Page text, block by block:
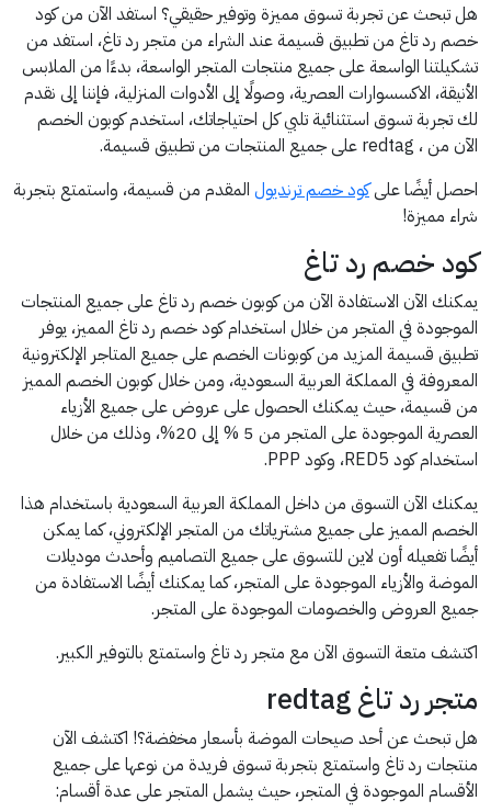
هل تبحث عن تجربة تسوق مميزة وتوفير حقيقي؟ استفد الآن من كود
خصم رد تاغ من تطبيق قسيمة عند الشراء من متجر رد تاغ، استفد من
تشكيلتنا الواسعة على جميع منتجات المتجر الواسعة، بدءًا من الملابس
الأنيقة، الاكسسوارات العصرية، وصولًا إلى الأدوات المنزلية، فإننا إلى نقدم
لك تجربة تسوق استثنائية تلبي كل احتياجاتك، استخدم كوبون الخصم
الآن من ، redtag على جميع المنتجات من تطبيق قسيمة.
احصل أيضًا علىكود خصم ترنديول المقدم من قسيمة، واستمتع بتجربة
شراء مميزة!
كود خصم رد تاغ
يمكنك الآن الاستفادة الآن من كوبون خصم رد تاغ على جميع المنتجات
الموجودة في المتجر من خلال استخدام كود خصم رد تاغ المميز، يوفر
تطبيق قسيمة المزيد من كوبونات الخصم على جميع المتاجر الإلكترونية
المعروفة في المملكة العربية السعودية، ومن خلال كوبون الخصم المميز
من قسيمة، حيث يمكنك الحصول على عروض على جميع الأزياء
العصرية الموجودة على المتجر من 5 % إلى 20%، وذلك من خلال
استخدام كود RED5، وكود PPP.
يمكنك الآن التسوق من داخل المملكة العربية السعودية باستخدام هذا
الخصم المميز على جميع مشترياتك من المتجر الإلكتروني، كما يمكن
أيضًا تفعيله أون لاين للتسوق على جميع التصاميم وأحدث موديلات
الموضة والأزياء الموجودة على المتجر، كما يمكنك أيضًا الاستفادة من
جميع العروض والخصومات الموجودة على المتجر.
اكتشف متعة التسوق الآن مع متجر رد تاغ واستمتع بالتوفير الكبير.
متجر رد تاغ redtag
هل تبحث عن أحد صيحات الموضة بأسعار مخفضة؟! اكتشف الآن
منتجات رد تاغ واستمتع بتجربة تسوق فريدة من نوعها على جميع
الأقسام الموجودة في المتجر، حيث يشمل المتجر على عدة أقسام: